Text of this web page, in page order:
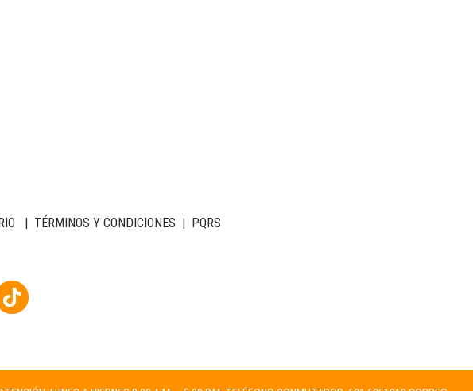
| TÉRMINOS Y CONDICIONES | PQRS